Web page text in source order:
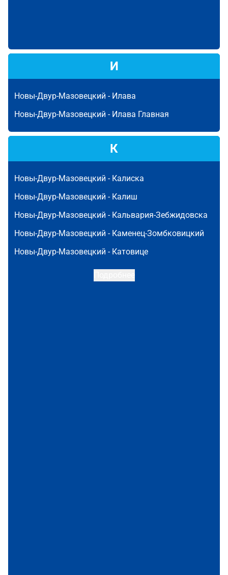
И
Новы-Двур-Мазовецкий - Илава
Новы-Двур-Мазовецкий - Илава Главная
К
Новы-Двур-Мазовецкий - Калиска
Новы-Двур-Мазовецкий - Калиш
Новы-Двур-Мазовецкий - Кальвария-Зебжидовска
Новы-Двур-Мазовецкий - Каменец-Зомбковицкий
Новы-Двур-Мазовецкий - Катовице